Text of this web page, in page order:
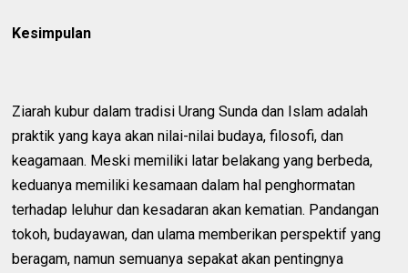
Kesimpulan
Ziarah kubur dalam tradisi Urang Sunda dan Islam adalah
praktik yang kaya akan nilai-nilai budaya, filosofi, dan
keagamaan. Meski memiliki latar belakang yang berbeda,
keduanya memiliki kesamaan dalam hal penghormatan
terhadap leluhur dan kesadaran akan kematian. Pandangan
tokoh, budayawan, dan ulama memberikan perspektif yang
beragam, namun semuanya sepakat akan pentingnya